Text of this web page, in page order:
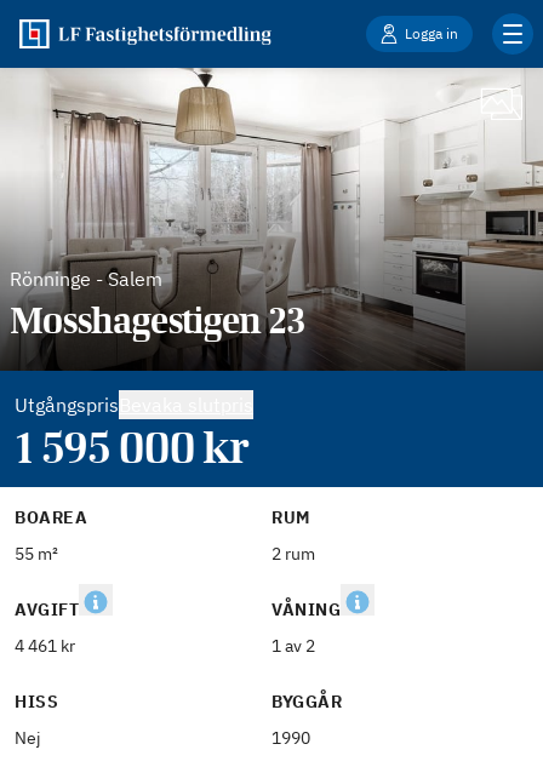
Logga in
Rönninge -Salem
Mosshagestigen 23
Utgångspris
1 595 000kr
BOAREA
55 m²
RUM
2 rum
AVGIFT
4 461 kr
VÅNING
1 av 2
HISS
Nej
BYGGÅR
1990